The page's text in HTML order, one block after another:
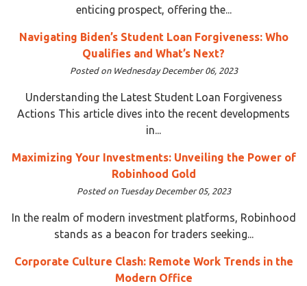
enticing prospect, offering the...
Navigating Biden’s Student Loan Forgiveness: Who
Qualifies and What’s Next?
Posted on Wednesday December 06, 2023
Understanding the Latest Student Loan Forgiveness
Actions This article dives into the recent developments
in...
Maximizing Your Investments: Unveiling the Power of
Robinhood Gold
Posted on Tuesday December 05, 2023
In the realm of modern investment platforms, Robinhood
stands as a beacon for traders seeking...
Corporate Culture Clash: Remote Work Trends in the
Modern Office